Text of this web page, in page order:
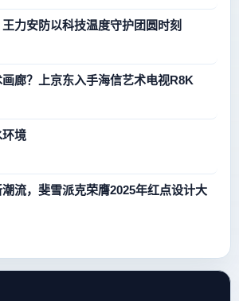
力安防以科技温度守护团圆时刻
廊？上京东入手海信艺术电视R8K
境
流，斐雪派克荣膺2025年红点设计大